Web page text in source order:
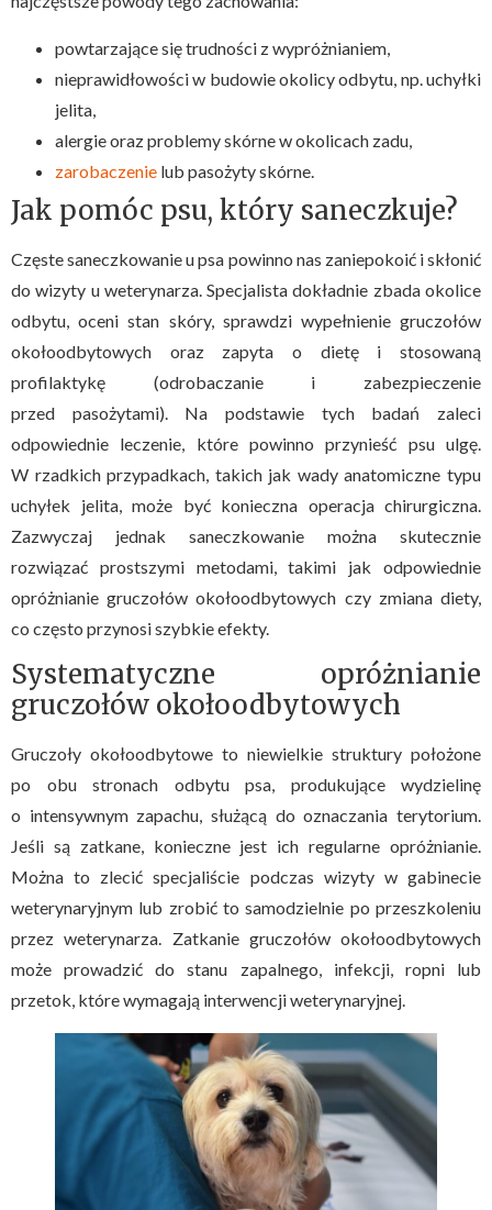
powtarzające się trudności z wypróżnianiem,
nieprawidłowości w budowie okolicy odbytu, np. uchyłki
jelita,
alergie oraz problemy skórne w okolicach zadu,
zarobaczenie lub pasożyty skórne.
Jak pomóc psu, który saneczkuje?
Częste saneczkowanie u psa powinno nas zaniepokoić i skłonić
do wizyty u weterynarza. Specjalista dokładnie zbada okolice
odbytu, oceni stan skóry, sprawdzi wypełnienie gruczołów
okołoodbytowych oraz zapyta o dietę i stosowaną
profilaktykę (odrobaczanie i zabezpieczenie
przed pasożytami). Na podstawie tych badań zaleci
odpowiednie leczenie, które powinno przynieść psu ulgę.
W rzadkich przypadkach, takich jak wady anatomiczne typu
uchyłek jelita, może być konieczna operacja chirurgiczna.
Zazwyczaj jednak saneczkowanie można skutecznie
rozwiązać prostszymi metodami, takimi jak odpowiednie
opróżnianie gruczołów okołoodbytowych czy zmiana diety,
co często przynosi szybkie efekty.
Systematyczne opróżnianie
gruczołów okołoodbytowych
Gruczoły okołoodbytowe to niewielkie struktury położone
po obu stronach odbytu psa, produkujące wydzielinę
o intensywnym zapachu, służącą do oznaczania terytorium.
Jeśli są zatkane, konieczne jest ich regularne opróżnianie.
Można to zlecić specjaliście podczas wizyty w gabinecie
weterynaryjnym lub zrobić to samodzielnie po przeszkoleniu
przez weterynarza. Zatkanie gruczołów okołoodbytowych
może prowadzić do stanu zapalnego, infekcji, ropni lub
przetok, które wymagają interwencji weterynaryjnej.